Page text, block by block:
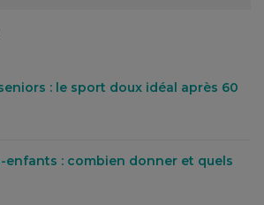
: le sport doux idéal après 60
: combien donner et quels